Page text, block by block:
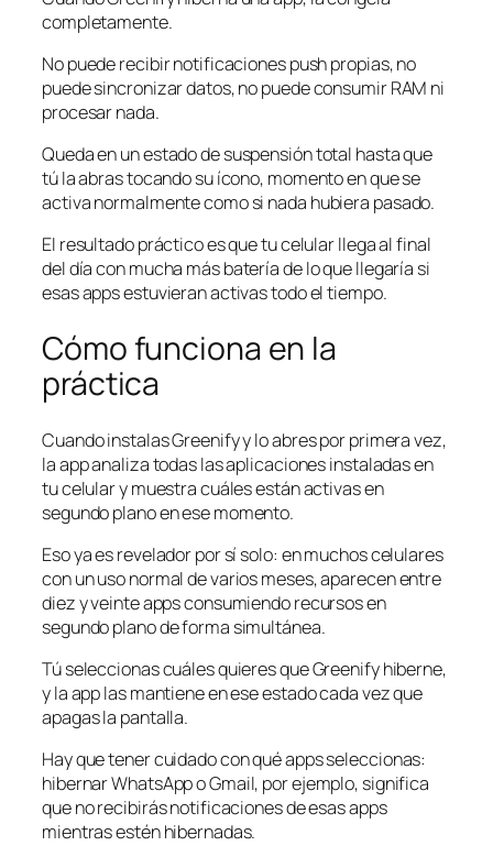
completamente.
No puede recibir notificaciones push propias, no
puede sincronizar datos, no puede consumir RAM ni
procesar nada.
Queda en un estado de suspensión total hasta que
tú la abras tocando su ícono, momento en que se
activa normalmente como si nada hubiera pasado.
El resultado práctico es que tu celular llega al final
del día con mucha más batería de lo que llegaría si
esas apps estuvieran activas todo el tiempo.
Cómo funciona en la
práctica
Cuando instalas Greenify y lo abres por primera vez,
la app analiza todas las aplicaciones instaladas en
tu celular y muestra cuáles están activas en
segundo plano en ese momento.
Eso ya es revelador por sí solo: en muchos celulares
con un uso normal de varios meses, aparecen entre
diez y veinte apps consumiendo recursos en
segundo plano de forma simultánea.
Tú seleccionas cuáles quieres que Greenify hiberne,
y la app las mantiene en ese estado cada vez que
apagas la pantalla.
Hay que tener cuidado con qué apps seleccionas:
hibernar WhatsApp o Gmail, por ejemplo, significa
que no recibirás notificaciones de esas apps
mientras estén hibernadas.